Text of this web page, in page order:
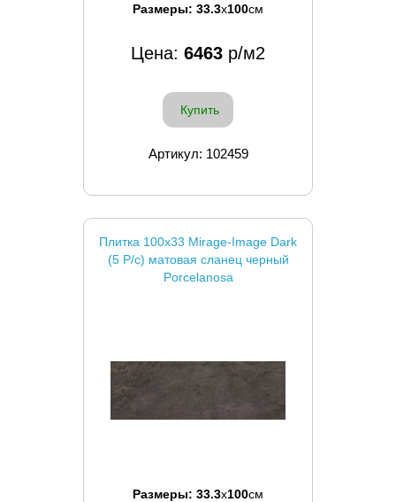
Размеры: 33.3x100см
Цена: 6463 р/м2
Купить
Артикул: 102459
Плитка 100x33 Mirage-Image Dark
(5 P/c) матовая сланец черный
Porcelanosa
Размеры: 33.3x100см